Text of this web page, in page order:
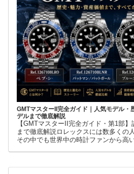
GMTマスターII完全ガイド｜人気モデル・
デルまで徹底解説
【GMTマスターII完全ガイド・第1部
まで徹底解説ロレックスには数多くの
その中でも世界中の時計ファンから高